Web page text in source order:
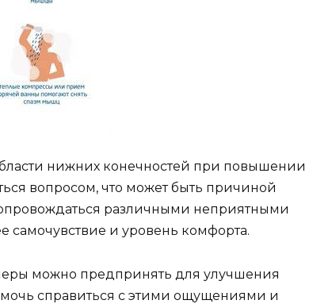
нижних конечностей при повышении
вопросом, что может быть причиной
различными неприятными
и уровень комфорта.
можно предпринять для улучшения
справиться с этими ощущениями и